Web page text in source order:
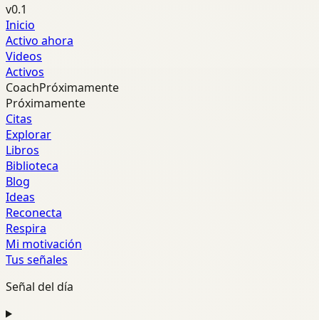
v0.1
Inicio
Activo ahora
Videos
Activos
CoachPróximamente
Próximamente
Citas
Explorar
Libros
Biblioteca
Blog
Ideas
Reconecta
Respira
Mi motivación
Tus señales
Señal del día